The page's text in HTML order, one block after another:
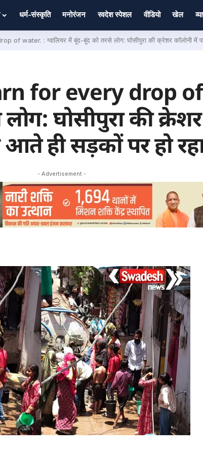
धर्म-संस्कृति मनोरंजन स्वदेश स्पेशल वीडियो खेल
: ग्वालियर में बूंद-बूंद को तरसे लोग: घोसीपुरा की क्रेशर कॉलोनी में पानी के
for every drop
घोसीपुरा की
ही सड़कों पर हो
- Advertisement -